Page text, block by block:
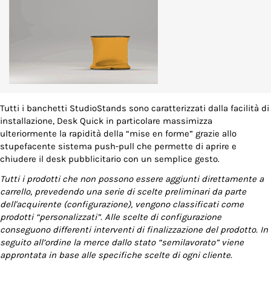
Tutti i banchetti StudioStands sono caratterizzati dalla facilità di
installazione, Desk Quick in particolare massimizza
ulteriormente la rapidità della “mise en forme” grazie allo
stupefacente sistema push-pull che permette di aprire e
chiudere il desk pubblicitario con un semplice gesto.
Tutti i prodotti che non possono essere aggiunti direttamente a
carrello, prevedendo una serie di scelte preliminari da parte
dell'acquirente (configurazione), vengono classificati come
prodotti “personalizzati”. Alle scelte di configurazione
conseguono differenti interventi di finalizzazione del prodotto. In
seguito all’ordine la merce dallo stato “semilavorato” viene
approntata in base alle specifiche scelte di ogni cliente.